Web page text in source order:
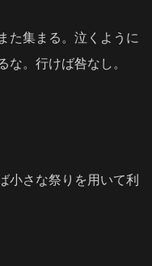
た集まる。泣くように
な。行けば咎なし。
小さな祭りを用いて利